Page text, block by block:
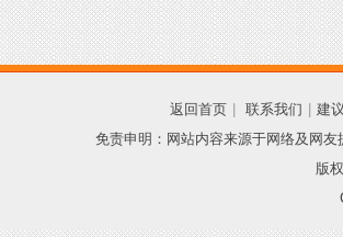
返回首页 联系我们 建
免责申明：网站内容来源于网络及网
版